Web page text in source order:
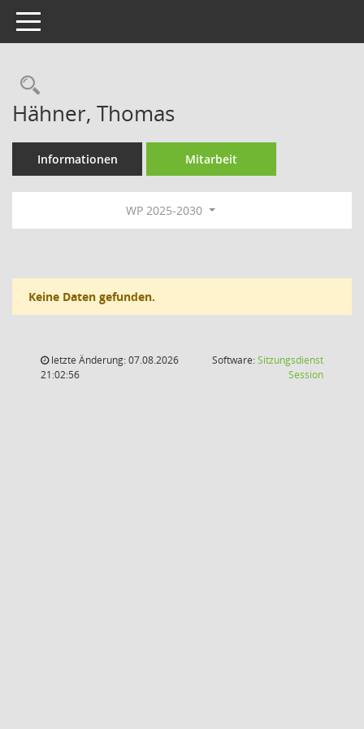
Toggle navigation
Rechercheauswahl
Hähner, Thomas
Informationen Mitarbeit
WP 2025-2030
Keine Daten gefunden.
letzte Änderung: 07.08.2026
21:02:56
Software:Sitzungsdienst
Session(Wird in